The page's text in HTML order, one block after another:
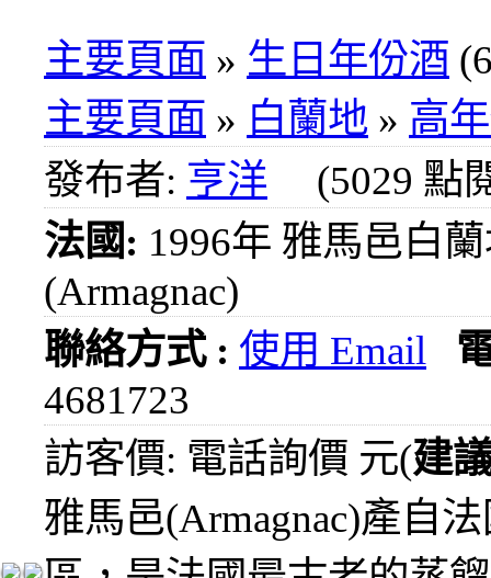
主要頁面 » 生日年份酒
主要頁面 » 白蘭地 » 高
發布者: 亨洋 (5029 點
法國: 1996年 雅馬邑白
(Armagnac)
聯絡方式 : 使用 Email
4681723
訪客價: 電話詢價 元(建
雅馬邑(Armagnac)產自